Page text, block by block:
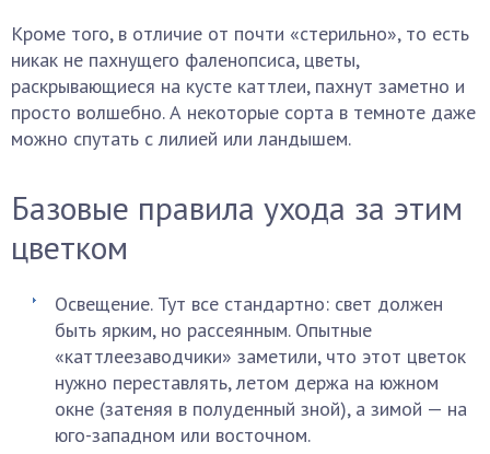
Кроме того, в отличие от почти «стерильно», то есть
никак не пахнущего фаленопсиса, цветы,
раскрывающиеся на кусте каттлеи, пахнут заметно и
просто волшебно. А некоторые сорта в темноте даже
можно спутать с лилией или ландышем.
Базовые правила ухода за этим
цветком
Освещение. Тут все стандартно: свет должен
быть ярким, но рассеянным. Опытные
«каттлеезаводчики» заметили, что этот цветок
нужно переставлять, летом держа на южном
окне (затеняя в полуденный зной), а зимой — на
юго-западном или восточном.